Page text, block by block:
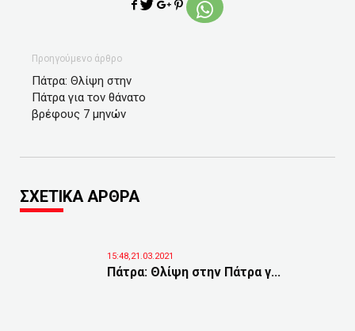
Προηγούμενο άρθρο
Πάτρα: Θλίψη στην
Πάτρα για τον θάνατο
βρέφους 7 μηνών
ΣΧΕΤΙΚΑ ΑΡΘΡΑ
15:48,21.03.2021
Πάτρα: Θλίψη στην Πάτρα γ...